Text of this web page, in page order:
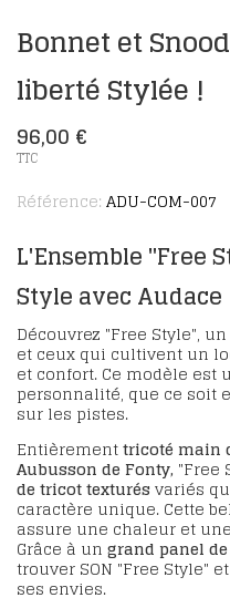
Bonnet et
liberté Stylée !
96,00 €
TTC
Référence: ADU-COM-007
L'Ensemble "Free
Style avec Audace
Découvrez "Free Style",
et ceux qui cultivent un
et confort. Ce modèle
personnalité, que ce soit
sur les pistes.
Entièrementtricoté main
Aubusson de Fonty, "Free
de tricot texturés variés
caractère unique. Cette
assure une chaleur et
Grâce à un grand panel
trouver SON "Free Style"
ses envies.